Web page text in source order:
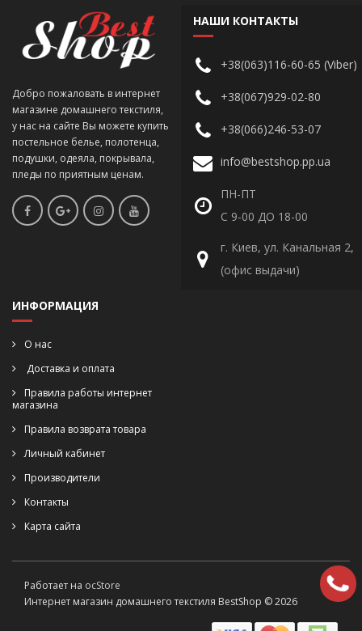
Добро пожаловать в интернет
магазине домашнего текстиля,
у нас на сайте Вы можете купить
постельное белье, полотенца,
подушки, одеяла, покрывала,
пледы по приятным ценам.
НАШИ КОНТАКТЫ
+38(063)116-60-65 (Viber)
+38(067)929-02-80
+38(066)246-53-07
info@bestshop.pp.ua
ПН-ПТ
С 9-00 ДО 18-00
г. Киев, ул. Канальная 2,
(офис выдачи)
ИНФОРМАЦИЯ
О нас
Доставка и оплата
Правила работы интернет
магазина
Правила возврата товара
Личный кабинет
Производители
Контакты
Карта сайта
Работает на ocStore
Интернет магазин домашнего текстиля BestShop © 2026